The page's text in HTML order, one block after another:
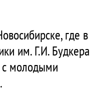
где в
им. Г.И. Будкера
с молодыми